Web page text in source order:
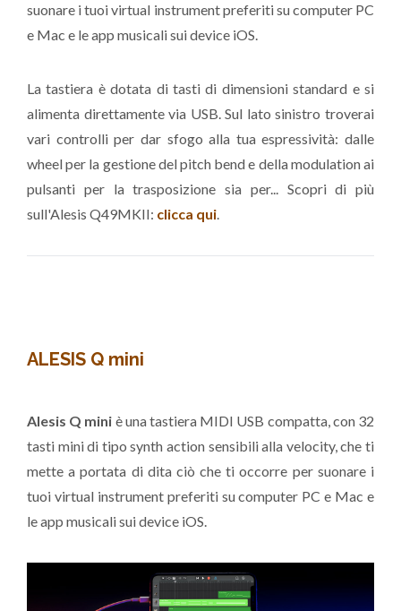
suonare i tuoi virtual instrument preferiti su computer PC
e Mac e le app musicali sui device iOS.
La tastiera è dotata di tasti di dimensioni standard e si
alimenta direttamente via USB. Sul lato sinistro troverai
vari controlli per dar sfogo alla tua espressività: dalle
wheel per la gestione del pitch bend e della modulation ai
pulsanti per la trasposizione sia per... Scopri di più
sull'Alesis Q49MKII: clicca qui.
ALESIS Q mini
Alesis Q mini è una tastiera MIDI USB compatta, con 32
tasti mini di tipo synth action sensibili alla velocity, che ti
mette a portata di dita ciò che ti occorre per suonare i
tuoi virtual instrument preferiti su computer PC e Mac e
le app musicali sui device iOS.